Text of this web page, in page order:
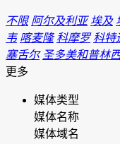
不限 阿尔及利亚 埃及
韦 喀麦隆 科摩罗 科特
塞舌尔 圣多美和普林
更多
媒体类型
媒体名称
媒体域名